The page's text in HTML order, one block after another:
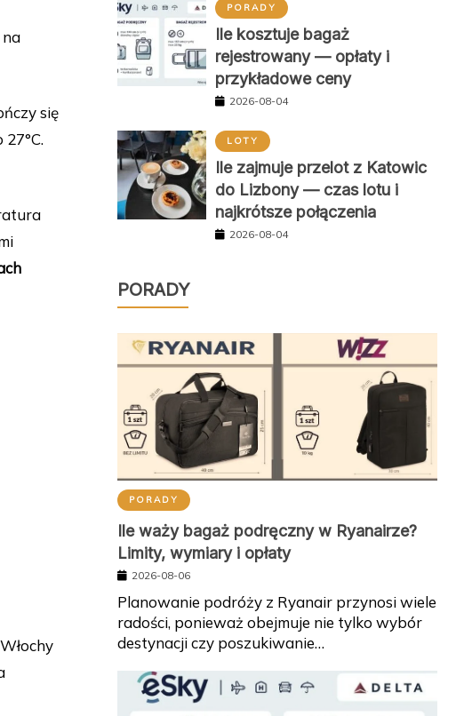
na
się
PORADY
Ile kosztuje bagaż
rejestrowany — opłaty i
przykładowe ceny
2026-08-04
LOTY
Ile zajmuje przelot z Katowic
do Lizbony — czas lotu i
najkrótsze połączenia
2026-08-04
PORADY
PORADY
Ile waży bagaż podręczny w Ryanairze?
Limity, wymiary i opłaty
2026-08-06
Planowanie podróży z Ryanair przynosi wiele
radości, ponieważ obejmuje nie tylko wybór
destynacji czy poszukiwanie…